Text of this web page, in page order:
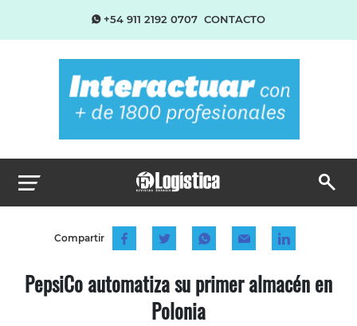
+54 911 2192 0707 CONTACTO
Compartir
PepsiCo automatiza su primer almacén en
Polonia